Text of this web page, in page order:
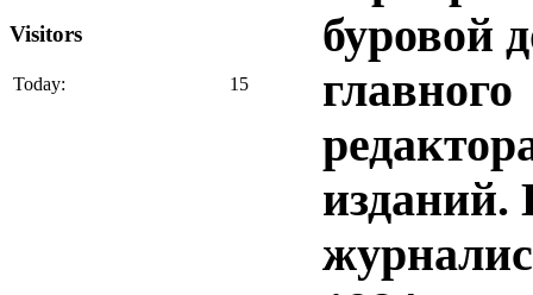
Visitors
Today: 15
буровой
главного
изданий.